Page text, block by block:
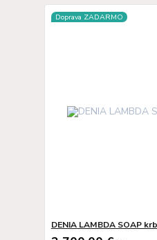
Doprava ZADARMO
DENIA LAMBDA SOAP